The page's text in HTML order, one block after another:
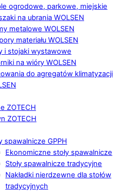
ogrodowe, parkowe, miejskie
na ubrania WOLSEN
metalowe WOLSEN
materiału WOLSEN
i stojaki wystawowe
na wióry WOLSEN
do agregatów klimatyzacji
ZOTECH
ZOTECH
spawalnicze GPPH
Ekonomiczne stoły spawalnicze
Stoły spawalnicze tradycyjne
Nakładki nierdzewne dla stołów
tradycyjnych